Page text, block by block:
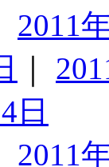
2011
日
2011